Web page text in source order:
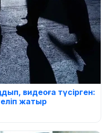
видеоға түсірген:
жатыр